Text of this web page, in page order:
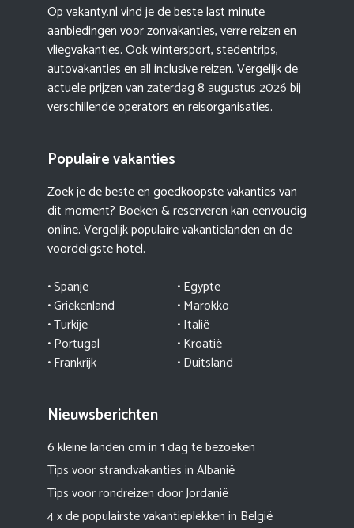
Op vakanty.nl vind je de beste last minute
aanbiedingen voor zonvakanties, verre reizen en
vliegvakanties. Ook wintersport, stedentrips,
autovakanties en all inclusive reizen. Vergelijk de
actuele prijzen vanzaterdag 8 augustus 2026bij
verschillende operators en reisorganisaties.
Populaire vakanties
Zoek je de beste en goedkoopste vakanties van
dit moment? Boeken & reserveren kan eenvoudig
online. Vergelijk populaire vakantielanden en de
voordeligste hotel.
• Spanje
• Griekenland
• Turkije
•Portugal
• Frankrijk
• Egypte
•Marokko
• Italië
•Kroatië
• Duitsland
Nieuwsberichten
6 kleine landen om in 1 dag te bezoeken
Tips voor strandvakanties in Albanië
Tips voor rondreizen door Jordanië
4 x de populairste vakantieplekken in België